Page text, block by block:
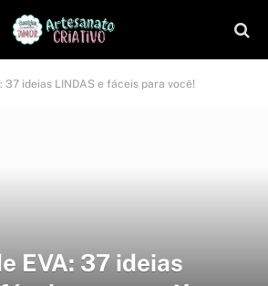
37 ideias LINDAS e fáceis para você!
EVA: 37 ideias